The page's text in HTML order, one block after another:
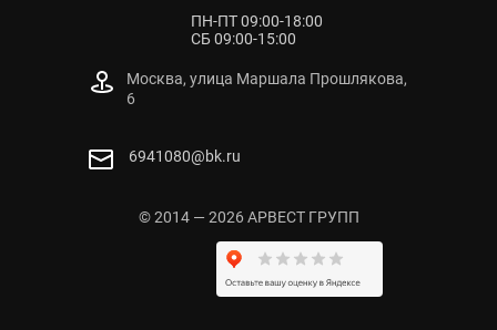
© 2014 — 2026 АРВЕСТ ГРУПП
ПН-ПТ 09:00-18:00
СБ 09:00-15:00
Москва, улица Маршала Прошлякова,
6
6941080@bk.ru